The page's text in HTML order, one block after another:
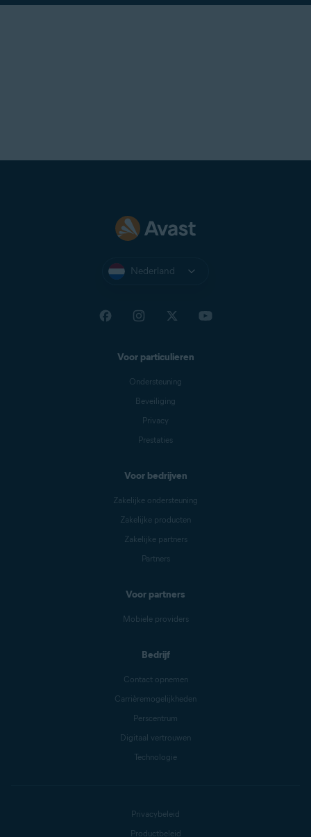
Nederland
Voor particulieren
Ondersteuning
Beveiliging
Privacy
Prestaties
Voor bedrijven
Zakelijke ondersteuning
Zakelijke producten
Zakelijke partners
Partners
Voor partners
Mobiele providers
Bedrijf
Contact opnemen
Carrièremogelijkheden
Perscentrum
Digitaal vertrouwen
Technologie
Privacybeleid
Productbeleid